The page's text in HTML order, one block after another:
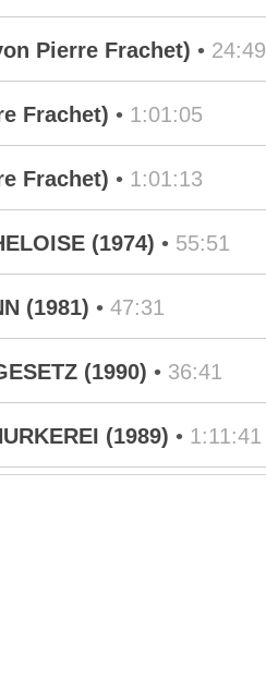
Pierre Frachet) • 24:49
Frachet) • 1:01:05
Frachet) • 1:01:13
(1974) • 55:51
(1981) • 47:31
(1990) • 36:41
(1989) • 1:11:41